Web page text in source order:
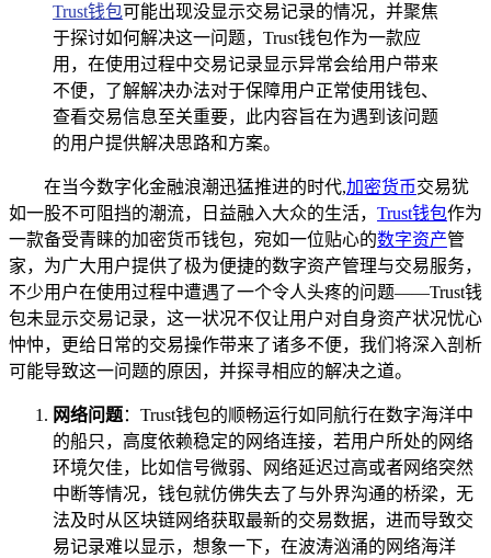
Trust钱包可能出现没显示交易记录的情况，并聚焦
于探讨如何解决这一问题，Trust钱包作为一款应
用，在使用过程中交易记录显示异常会给用户带来
不便，了解解决办法对于保障用户正常使用钱包、
查看交易信息至关重要，此内容旨在为遇到该问题
的用户提供解决思路和方案。
在当今数字化金融浪潮迅猛推进的时代,加密货币交易犹
如一股不可阻挡的潮流，日益融入大众的生活， Trust钱包作为
一款备受青睐的加密货币钱包，宛如一位贴心的数字资产管
家，为广大用户提供了极为便捷的数字资产管理与交易服务，
不少用户在使用过程中遭遇了一个令人头疼的问题——Trust钱
包未显示交易记录，这一状况不仅让用户对自身资产状况忧心
忡忡，更给日常的交易操作带来了诸多不便，我们将深入剖析
可能导致这一问题的原因，并探寻相应的解决之道。
网络问题：Trust钱包的顺畅运行如同航行在数字海洋中
的船只，高度依赖稳定的网络连接，若用户所处的网络
环境欠佳，比如信号微弱、网络延迟过高或者网络突然
中断等情况，钱包就仿佛失去了与外界沟通的桥梁，无
法及时从区块链网络获取最新的交易数据，进而导致交
易记录难以显示，想象一下，在波涛汹涌的网络海洋